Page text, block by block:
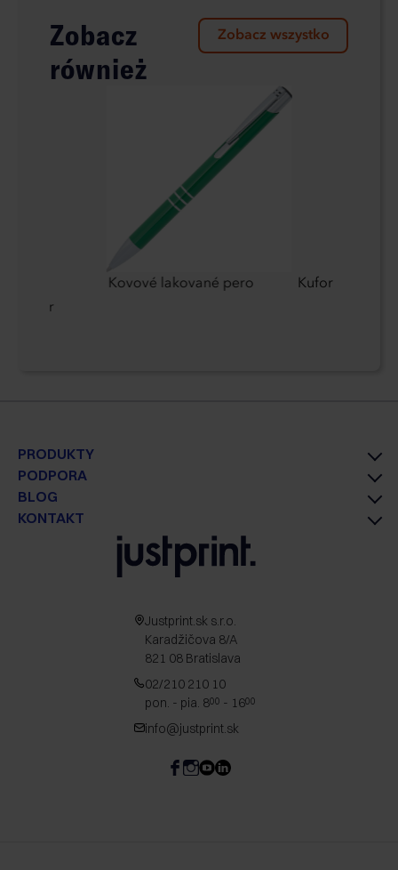
Zobacz
również
Zobacz wszystko
Kovové lakované pero Kufor
PRODUKTY
PODPORA
BLOG
KONTAKT
Justprint.sk s.r.o.
Karadžičova 8/A
821 08 Bratislava
02/210 210 10
pon. - pia. 800 - 1600
info@justprint.sk